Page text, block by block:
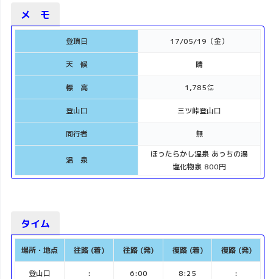
メ モ
登頂日 17/05/19（金）
天 候 晴
標 高 1,785㍍
登山口 三ツ峠登山口
同行者 無
温 泉
ほったらかし温泉 あっちの湯
塩化物泉 800円
タイム
場所・地点 往路 (着) 往路 (発) 復路 (着) 復路 (発)
登山口 : 6:00 8:25 :